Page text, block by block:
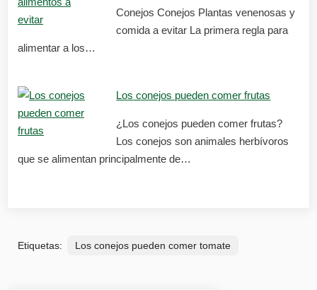
Conejos Conejos Plantas venenosas y
comida a evitar La primera regla para
alimentar a los…
Los conejos pueden comer frutas
¿Los conejos pueden comer frutas?
Los conejos son animales herbívoros
que se alimentan principalmente de…
Etiquetas: Los conejos pueden comer tomate